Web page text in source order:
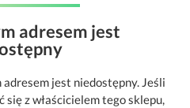
adresem jest
jest niedostępny. Jeśli
z właścicielem tego sklepu,